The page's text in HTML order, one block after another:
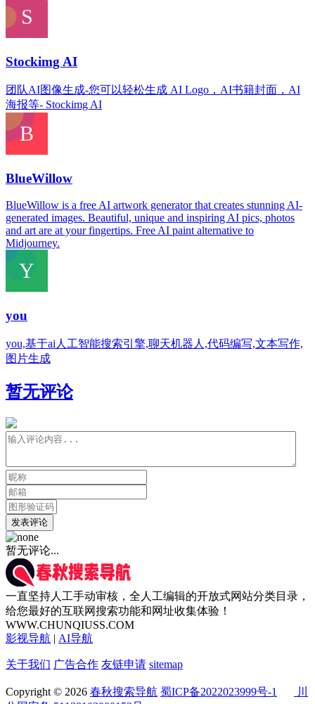
Stockimg AI
团队AI图像生成-您可以轻松生成 AI Logo，AI书籍封面，AI
海报等- Stockimg AI
BlueWillow
BlueWillow is a free AI artwork generator that creates stunning AI-
generated images. Beautiful, unique and inspiring AI pics, photos
and art are at your fingertips. Free AI paint alternative to
Midjourney.
you
you,基于ai人工智能搜索引擎,聊天机器人,代码编写,文本写作,
图片生成
暂无评论
发表评论
暂无评论...
一直坚持人工手动审核，全人工编辑的开放式网站分类目录，
给您最好的互联网搜索功能和网址收集体验！
WWW.CHUNQIUSS.COM
影视导航 | AI导航
关于我们 广告合作 友链申请 sitemap
Copyright © 2026 春秋搜索导航 蜀ICP备2022023999号-1
川